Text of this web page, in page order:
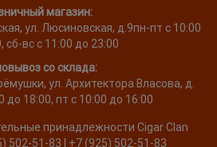
магазин:
ул. Люсиновская, д.9пн-пт с 10:00
сб-вс с 11:00 до 23:00
со склада:
ул. Архитектора Власова, д.
до 18:00, пт с 10:00 до 16:00
принадлежности Cigar Clan
502-51-83 | +7 (925) 502-51-83